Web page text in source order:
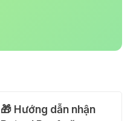
🎁 Hướng dẫn nhận